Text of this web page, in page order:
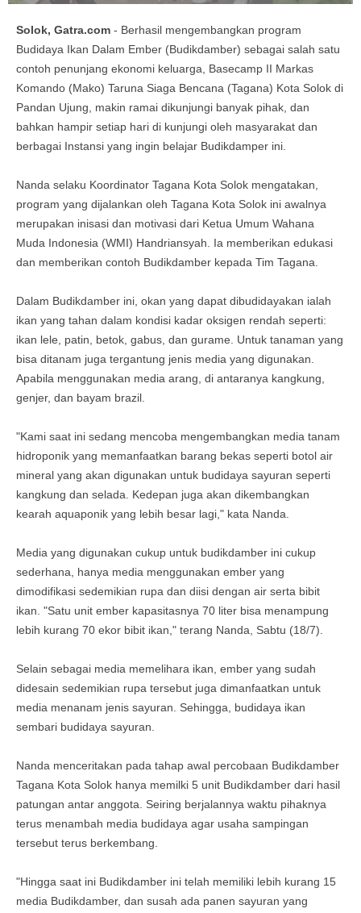
Solok, Gatra.com - Berhasil mengembangkan program
Budidaya Ikan Dalam Ember (Budikdamber) sebagai salah satu
contoh penunjang ekonomi keluarga, Basecamp II Markas
Komando (Mako) Taruna Siaga Bencana (Tagana) Kota Solok di
Pandan Ujung, makin ramai dikunjungi banyak pihak, dan
bahkan hampir setiap hari di kunjungi oleh masyarakat dan
berbagai Instansi yang ingin belajar Budikdamper ini.
Nanda selaku Koordinator Tagana Kota Solok mengatakan,
program yang dijalankan oleh Tagana Kota Solok ini awalnya
merupakan inisasi dan motivasi dari Ketua Umum Wahana
Muda Indonesia (WMI) Handriansyah. Ia memberikan edukasi
dan memberikan contoh Budikdamber kepada Tim Tagana.
Dalam Budikdamber ini, okan yang dapat dibudidayakan ialah
ikan yang tahan dalam kondisi kadar oksigen rendah seperti:
ikan lele, patin, betok, gabus, dan gurame. Untuk tanaman yang
bisa ditanam juga tergantung jenis media yang digunakan.
Apabila menggunakan media arang, di antaranya kangkung,
genjer, dan bayam brazil.
"Kami saat ini sedang mencoba mengembangkan media tanam
hidroponik yang memanfaatkan barang bekas seperti botol air
mineral yang akan digunakan untuk budidaya sayuran seperti
kangkung dan selada. Kedepan juga akan dikembangkan
kearah aquaponik yang lebih besar lagi," kata Nanda.
Media yang digunakan cukup untuk budikdamber ini cukup
sederhana, hanya media menggunakan ember yang
dimodifikasi sedemikian rupa dan diisi dengan air serta bibit
ikan. "Satu unit ember kapasitasnya 70 liter bisa menampung
lebih kurang 70 ekor bibit ikan," terang Nanda, Sabtu (18/7).
Selain sebagai media memelihara ikan, ember yang sudah
didesain sedemikian rupa tersebut juga dimanfaatkan untuk
media menanam jenis sayuran. Sehingga, budidaya ikan
sembari budidaya sayuran.
Nanda menceritakan pada tahap awal percobaan Budikdamber
Tagana Kota Solok hanya memilki 5 unit Budikdamber dari hasil
patungan antar anggota. Seiring berjalannya waktu pihaknya
terus menambah media budidaya agar usaha sampingan
tersebut terus berkembang.
"Hingga saat ini Budikdamber ini telah memiliki lebih kurang 15
media Budikdamber, dan susah ada panen sayuran yang